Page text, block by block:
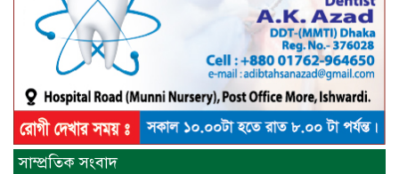
আটঘরিয়ায় বিএনপি নেতার ভাতিজাকে ছাত্রলীগের সাধারণ
​​অবৈধ অর্থ বা পেশীশক্তি না থাকলে
রাজনীতিতে টিকে থাকার একমাত্র উপায়
সাম্প্রতিক সংবাদ